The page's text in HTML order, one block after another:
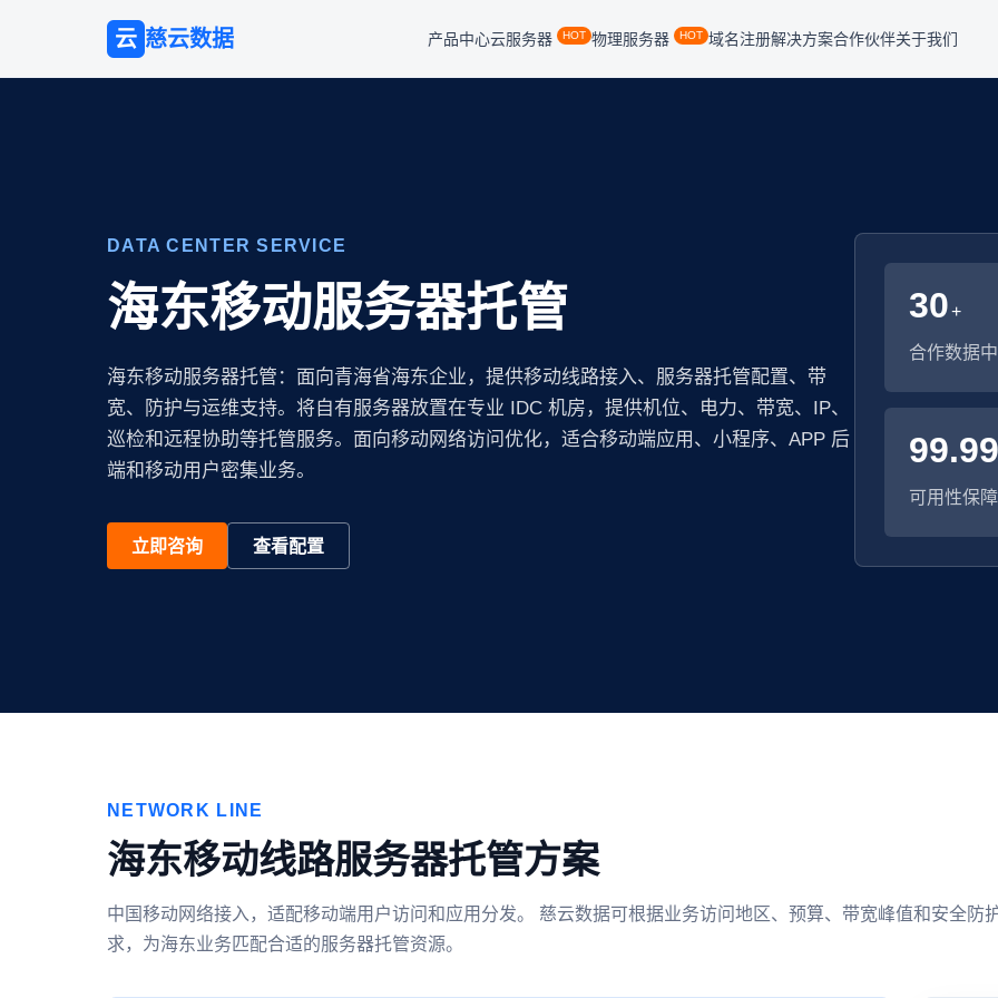
云 慈云数据 产品中心云服务器 HOT 物理服务器 HOT 域名注册解决方案合作伙伴关于我们
DATA CENTER SERVICE
海东移动服务器托管
海东移动服务器托管：面向青海省海东企业，提供移动线路接入、服务器托管配置、带
宽、防护与运维支持。将自有服务器放置在专业 IDC 机房，提供机位、电力、带宽、IP、
巡检和远程协助等托管服务。面向移动网络访问优化，适合移动端应用、小程序、APP 后
端和移动用户密集业务。
立即咨询 查看配置
30+
合作数据
99.99
可用性保障
NETWORK LINE
海东移动线路服务器托管方案
中国移动网络接入，适配移动端用户访问和应用分发。 慈云数据可根据业务访问地区、预算、带宽峰值和安全防
求，为海东业务匹配合适的服务器托管资源。